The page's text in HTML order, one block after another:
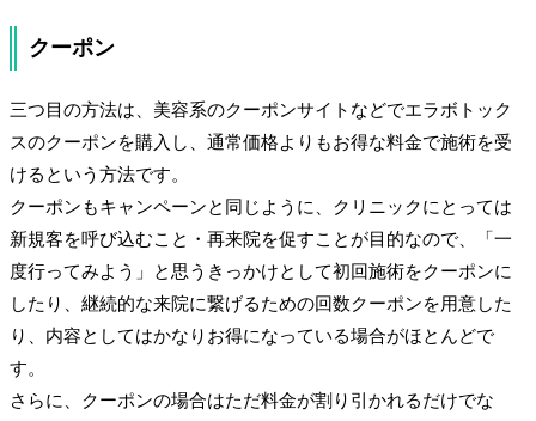
クーポン
三つ目の方法は、美容系のクーポンサイトなどでエラボトック
スのクーポンを購入し、通常価格よりもお得な料金で施術を受
けるという方法です。
クーポンもキャンペーンと同じように、クリニックにとっては
新規客を呼び込むこと・再来院を促すことが目的なので、「一
度行ってみよう」と思うきっかけとして初回施術をクーポンに
したり、継続的な来院に繋げるための回数クーポンを用意した
り、内容としてはかなりお得になっている場合がほとんどで
す。
さらに、クーポンの場合はただ料金が割り引かれるだけでな